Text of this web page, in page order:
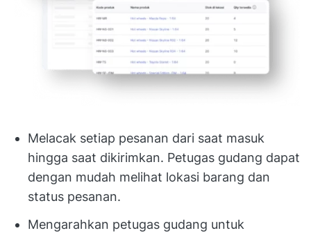
Melacak setiap pesanan dari saat masuk
hingga saat dikirimkan. Petugas gudang dapat
dengan mudah melihat lokasi barang dan
status pesanan.
Mengarahkan petugas gudang untuk